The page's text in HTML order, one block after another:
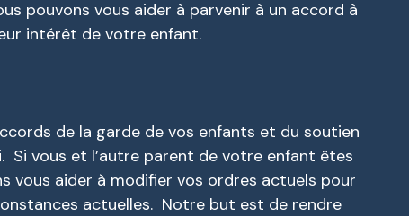
pouvons vous aider à parvenir à un accord à
intérêt de votre enfant.
de la garde de vos enfants et du soutien
Si vous et l’autre parent de votre enfant êtes
vous aider à modifier vos ordres actuels pour
actuelles. Notre but est de rendre